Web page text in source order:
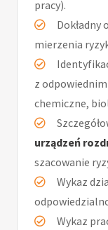
pracy).
Dokładny
mierzenia
z odpowiednim
chemiczne,
urządzeń
szacowanie
Wykaz
Wykaz